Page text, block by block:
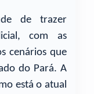
de trazer
com as
cenários que
do Pará. A
está o atual